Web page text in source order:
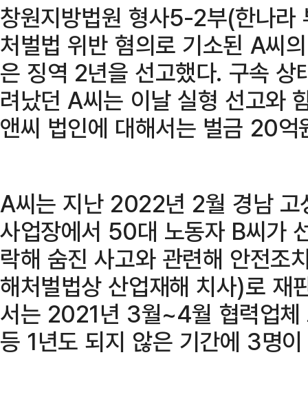
창원지방법원 형사5-2부(한나라
처벌법 위반 혐의로 기소된 A씨
은 징역 2년을 선고했다. 구속 상
려났던 A씨는 이날 실형 선고와
앤씨 법인에 대해서는 벌금 20억
A씨는 지난 2022년 2월 경남 고
사업장에서 50대 노동자 B씨가
락해 숨진 사고와 관련해 안전조
해처벌법상 산업재해 치사)로 재
서는 2021년 3월~4월 협력업체
등 1년도 되지 않은 기간에 3명